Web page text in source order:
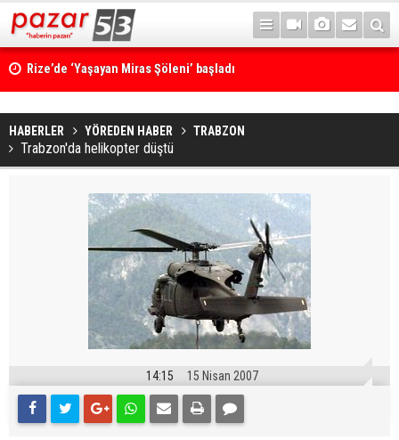
Rize’de ‘Yaşayan Miras Şöleni’ başladı
HABERLER YÖREDEN HABER TRABZON
Trabzon'da helikopter düştü
14:15 15 Nisan 2007